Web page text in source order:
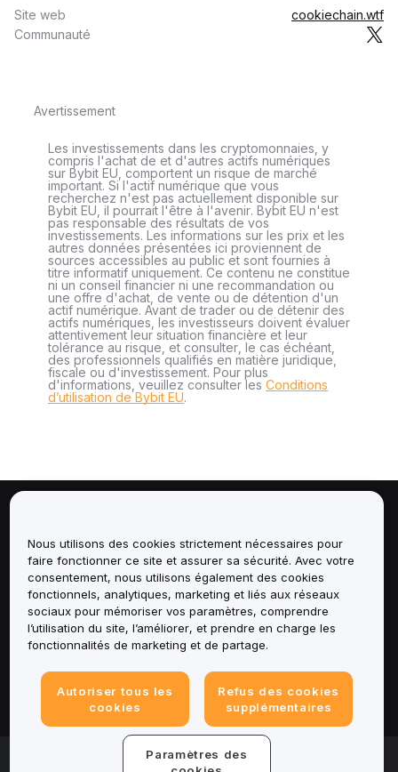
Site web
cookiechain.wtf
Communauté
Avertissement
Les investissements dans les cryptomonnaies, y
compris l'achat de et d'autres actifs numériques
sur Bybit EU, comportent un risque de marché
important. Si l'actif numérique que vous
recherchez n'est pas actuellement disponible sur
Bybit EU, il pourrait l'être à l'avenir. Bybit EU n'est
pas responsable des résultats de vos
investissements. Les informations sur les prix et les
autres données présentées ici proviennent de
sources accessibles au public et sont fournies à
titre informatif uniquement. Ce contenu ne constitue
ni un conseil financier ni une recommandation ou
une offre d'achat, de vente ou de détention d'un
actif numérique. Avant de trader ou de détenir des
actifs numériques, les investisseurs doivent évaluer
attentivement leur situation financière et leur
tolérance au risque, et consulter, le cas échéant,
des professionnels qualifiés en matière juridique,
fiscale ou d'investissement. Pour plus
d'informations, veuillez consulter les Conditions
d’utilisation de Bybit EU.
Services
Assistance
Produits
Mentions légales
© 2025-2026 Bybit.eu. All rights reserved.
Nous utilisons des cookies strictement nécessaires pour
faire fonctionner ce site et assurer sa sécurité. Avec votre
consentement, nous utilisons également des cookies
fonctionnels, analytiques, marketing et liés aux réseaux
sociaux pour mémoriser vos paramètres, comprendre
l’utilisation du site, l’améliorer, et prendre en charge les
fonctionnalités de marketing et de partage.
Autoriser tous les
cookies
Refus des cookies
supplémentaires
Paramètres des